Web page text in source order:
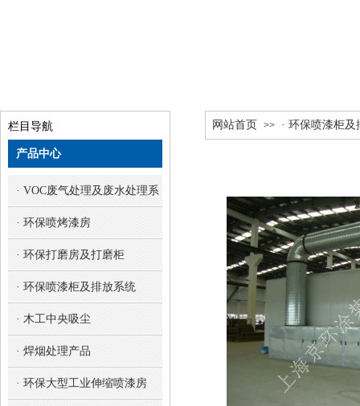
网站首页 >> · 环保喷漆柜及
栏目导航
· VOC废气处理及废水处理系统
· 环保喷烤漆房
· 环保打磨房及打磨柜
· 环保喷漆柜及排放系统
· 木工中央吸尘
· 焊烟处理产品
· 环保大型工业伸缩喷漆房
产品中心